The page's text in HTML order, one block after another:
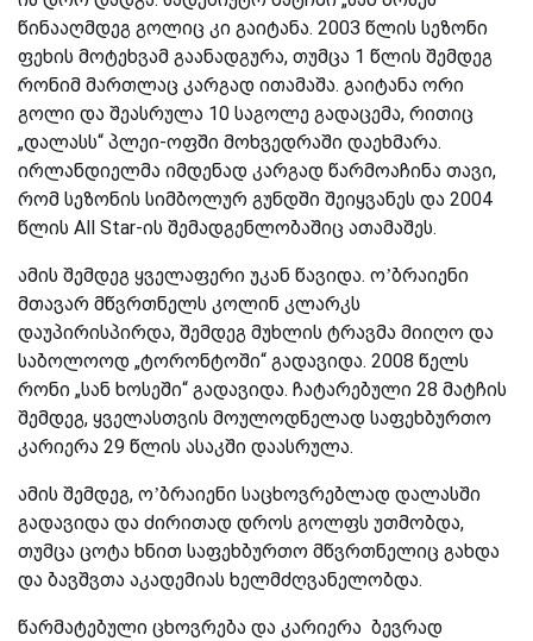
წინააღმდეგ გოლიც კი გაიტანა. 2003 წლის სეზონი
ფეხის მოტეხვამ გაანადგურა, თუმცა 1 წლის შემდეგ
რონიმ მართლაც კარგად ითამაშა. გაიტანა ორი
გოლი და შეასრულა 10 საგოლე გადაცემა, რითიც
„დალასს“ პლეი-ოფში მოხვედრაში დაეხმარა.
ირლანდიელმა იმდენად კარგად წარმოაჩინა თავი,
რომ სეზონის სიმბოლურ გუნდში შეიყვანეს და 2004
წლის All Star-ის შემადგენლობაშიც ათამაშეს.
ამის შემდეგ ყველაფერი უკან წავიდა. ო’ბრაიენი
მთავარ მწვრთნელს კოლინ კლარკს
დაუპირისპირდა, შემდეგ მუხლის ტრავმა მიიღო და
საბოლოოდ „ტორონტოში“ გადავიდა. 2008 წელს
რონი „სან ხოსეში“ გადავიდა. ჩატარებული 28 მატჩის
შემდეგ, ყველასთვის მოულოდნელად საფეხბურთო
კარიერა 29 წლის ასაკში დაასრულა.
ამის შემდეგ, ო’ბრაიენი საცხოვრებლად დალასში
გადავიდა და ძირითად დროს გოლფს უთმობდა,
თუმცა ცოტა ხნით საფეხბურთო მწვრთნელიც გახდა
და ბავშვთა აკადემიას ხელმძღვანელობდა.
წარმატებული ცხოვრება და კარიერა ბევრად